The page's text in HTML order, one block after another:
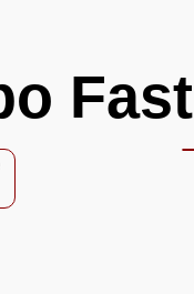
Fast